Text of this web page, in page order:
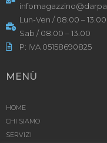
Lun-Ven / 08.00 – 13.00
Sab / 08.00 – 13.00
P: IVA 05158690825
MENÙ
HOME
CHI SIAMO
SERVIZI